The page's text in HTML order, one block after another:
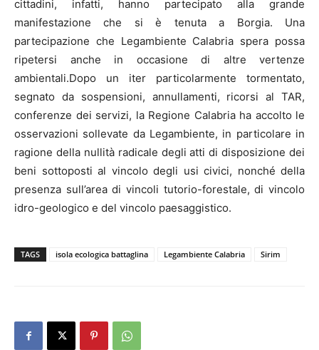
cittadini, infatti, hanno partecipato alla grande
manifestazione che si è tenuta a Borgia. Una
partecipazione che Legambiente Calabria spera possa
ripetersi anche in occasione di altre vertenze
ambientali.Dopo un iter particolarmente tormentato,
segnato da sospensioni, annullamenti, ricorsi al TAR,
conferenze dei servizi, la Regione Calabria ha accolto le
osservazioni sollevate da Legambiente, in particolare in
ragione della nullità radicale degli atti di disposizione dei
beni sottoposti al vincolo degli usi civici, nonché della
presenza sull’area di vincoli tutorio-forestale, di vincolo
idro-geologico e del vincolo paesaggistico.
TAGS isola ecologica battaglina Legambiente Calabria Sirim